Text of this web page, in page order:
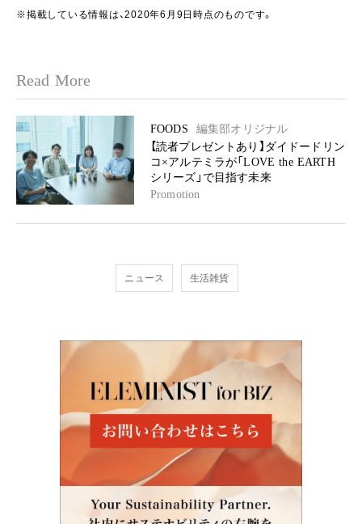
※掲載している情報は、2020年6月9日時点のものです。
Read More
FOODS
編集部オリジナル
【読者プレゼントあり】ダイドードリン
コ×アルテミラが「LOVE the EARTH
シリーズ」で目指す未来
Promotion
ニュース 生活雑貨